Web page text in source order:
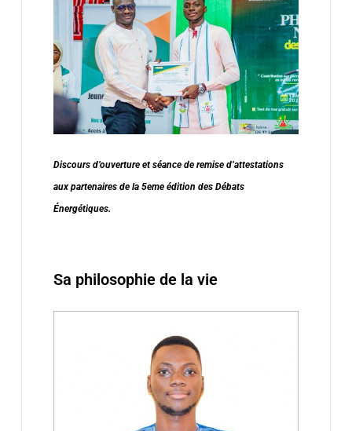
Discours d’ouverture et séance de remise d’attestations
aux partenaires de la 5eme édition des Débats
Énergétiques.
Sa philosophie de la vie